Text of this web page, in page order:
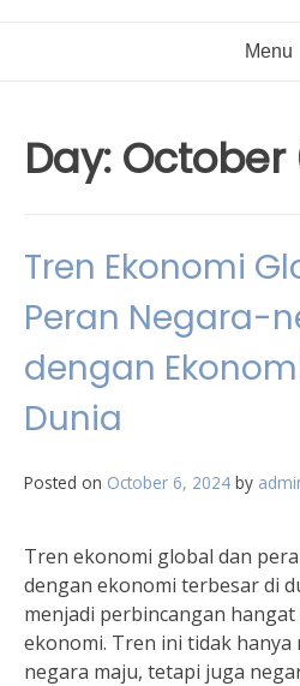
Menu
Day: October
Tren Ekonomi
Peran Negara-
dengan
Dunia
Posted on October 6, 2024 by
Tren ekonomi global dan
dengan ekonomi terbesar di
menjadi perbincangan
ekonomi. Tren ini tidak
negara maju, tetapi juga